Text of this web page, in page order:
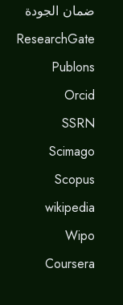
ضمان الجودة
ResearchGate
Publons
Orcid
SSRN
Scimago
Scopus
wikipedia
Wipo
Coursera